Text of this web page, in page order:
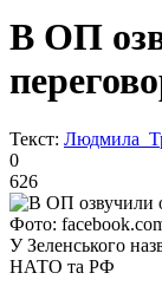
В ОП
Текст: Людмила
0
626
Фото:
У Зеленського
НАТО та РФ